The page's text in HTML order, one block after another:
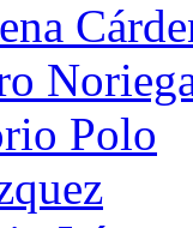
Polo